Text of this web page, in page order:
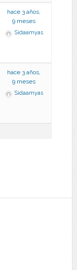
hace 3 años,
9 meses
Sidaamyas
hace 3 años,
9 meses
Sidaamyas